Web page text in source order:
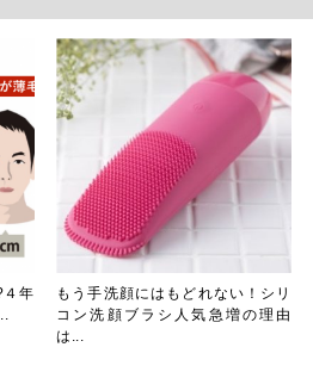
年
もう手洗顔にはもどれない！シリ
コン洗顔ブラシ人気急増の理由
は...